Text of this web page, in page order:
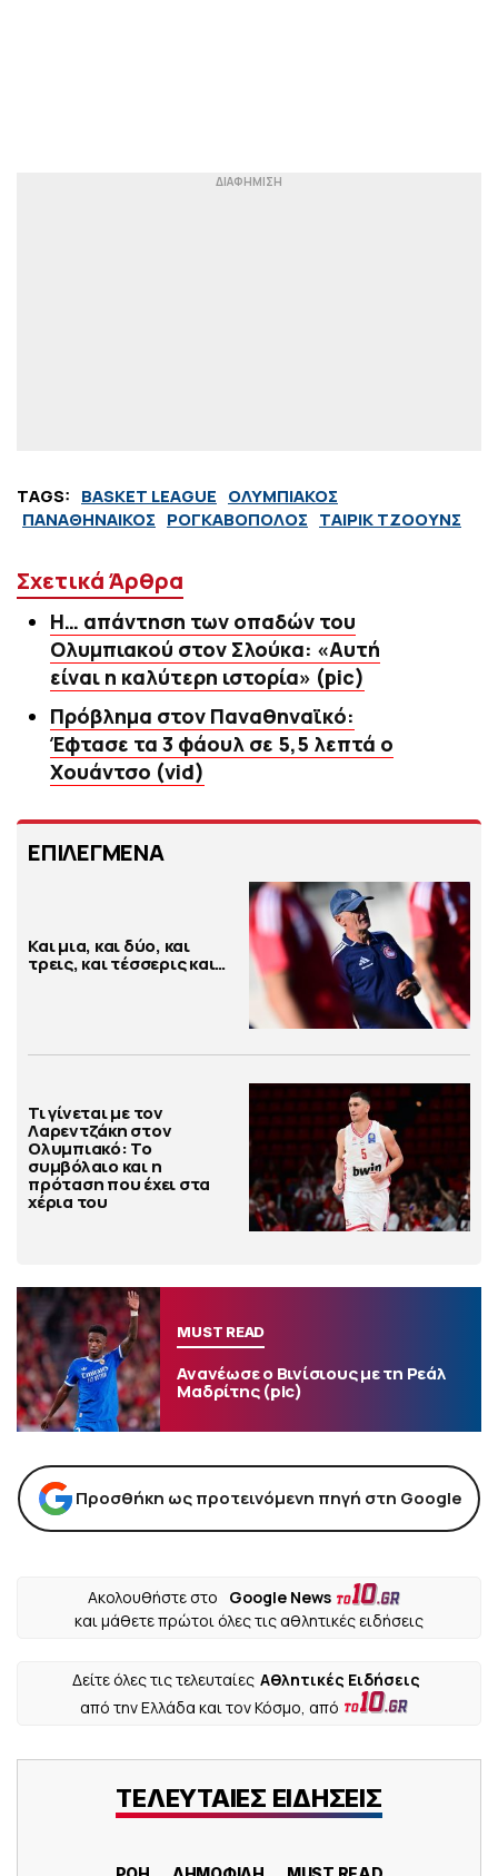
TAGS: BASKET LEAGUE ΟΛΥΜΠΙΑΚΟΣ
ΠΑΝΑΘΗΝΑΙΚΟΣ ΡΟΓΚΑΒΟΠΟΛΟΣ ΤΑΙΡΙΚ ΤΖΟΟΥΝΣ
Σχετικά Άρθρα
Η… απάντηση των οπαδών του
Ολυμπιακού στον Σλούκα: «Αυτή
είναι η καλύτερη ιστορία» (pic)
Πρόβλημα στον Παναθηναϊκό:
Έφτασε τα 3 φάουλ σε 5,5 λεπτά ο
Χουάντσο (vid)
ΕΠΙΛΕΓΜΕΝΑ
Και μια, και δύο, και
τρεις, και τέσσερις και…
Τι γίνεται με τον
Λαρεντζάκη στον
Ολυμπιακό: Το
συμβόλαιο και η
πρόταση που έχει στα
χέρια του
MUST READ
Ανανέωσε ο Βινίσιους με τη Ρεάλ
Μαδρίτης (pic)
Προσθήκη ως προτεινόμενη πηγή στη Google
Ακολουθήστε στο
Google News
και μάθετε πρώτοι όλες τις αθλητικές ειδήσεις
Δείτε όλες τις τελευταίες Αθλητικές Ειδήσεις
από την Ελλάδα και τον Κόσμο, από
ΤΕΛΕΥΤΑΙΕΣ ΕΙΔΗΣΕΙΣ